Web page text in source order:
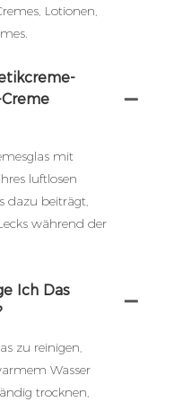
Lotionen,
mit
luftlosen
dazu beiträgt,
während der
Ich Das
zu reinigen,
Wasser
trocknen,